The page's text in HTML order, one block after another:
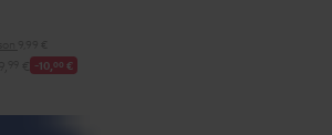
-10,00 €